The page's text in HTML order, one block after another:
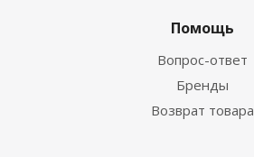
Помощь
Вопрос-ответ
Бренды
Возврат товара